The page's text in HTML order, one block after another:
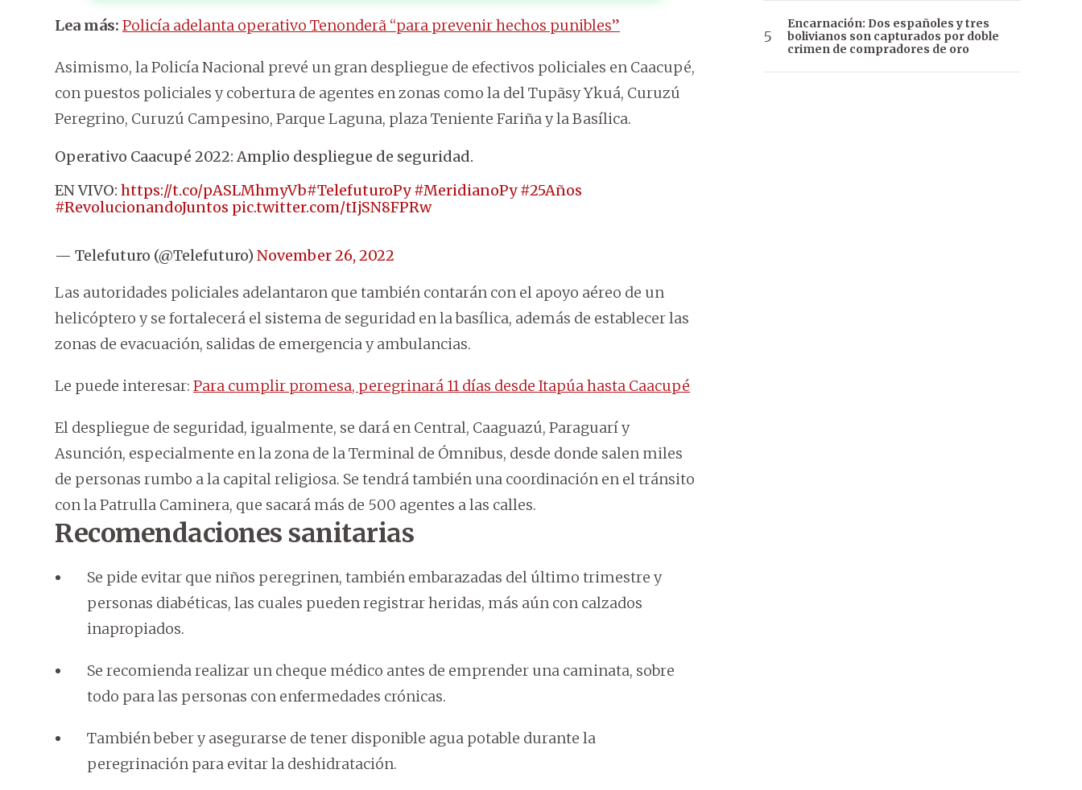
Lea más: Policía adelanta operativo Tenonderã “para prevenir hechos punibles”
Asimismo, la Policía Nacional prevé un gran despliegue de efectivos policiales en Caacupé,
con puestos policiales y cobertura de agentes en zonas como la del Tupãsy Ykuá, Curuzú
Peregrino, Curuzú Campesino, Parque Laguna, plaza Teniente Fariña y la Basílica.
Operativo Caacupé 2022: Amplio despliegue de seguridad.
EN VIVO: https://t.co/pASLMhmyVb#TelefuturoPy #MeridianoPy #25Años
#RevolucionandoJuntos pic.twitter.com/tIjSN8FPRw
— Telefuturo (@Telefuturo) November 26, 2022
Las autoridades policiales adelantaron que también contarán con el apoyo aéreo de un
helicóptero y se fortalecerá el sistema de seguridad en la basílica, además de establecer las
zonas de evacuación, salidas de emergencia y ambulancias.
Le puede interesar: Para cumplir promesa, peregrinará 11 días desde Itapúa hasta Caacupé
El despliegue de seguridad, igualmente, se dará en Central, Caaguazú, Paraguarí y
Asunción, especialmente en la zona de la Terminal de Ómnibus, desde donde salen miles
de personas rumbo a la capital religiosa. Se tendrá también una coordinación en el tránsito
con la Patrulla Caminera, que sacará más de 500 agentes a las calles.
Recomendaciones sanitarias
Se pide evitar que niños peregrinen, también embarazadas del último trimestre y
personas diabéticas, las cuales pueden registrar heridas, más aún con calzados
inapropiados.
Se recomienda realizar un cheque médico antes de emprender una caminata, sobre
todo para las personas con enfermedades crónicas.
También beber y asegurarse de tener disponible agua potable durante la
peregrinación para evitar la deshidratación.
Encarnación: Dos españoles y tres
bolivianos son capturados por doble
crimen de compradores de oro